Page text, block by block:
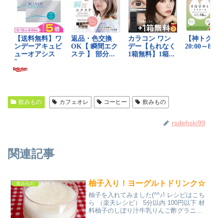
飲みもの カフェオレ コーヒー 飲みもの
rsdehski99
関連記事
飲みもの 柚子入り！ヨーグルトドリンク☆
柚子を入れてみました(^^♪! レシピはこち
ら （楽天レシピ） 5分以内 100円以下 材
料柚子のしぼり汁牛乳りんご酢グラニュ